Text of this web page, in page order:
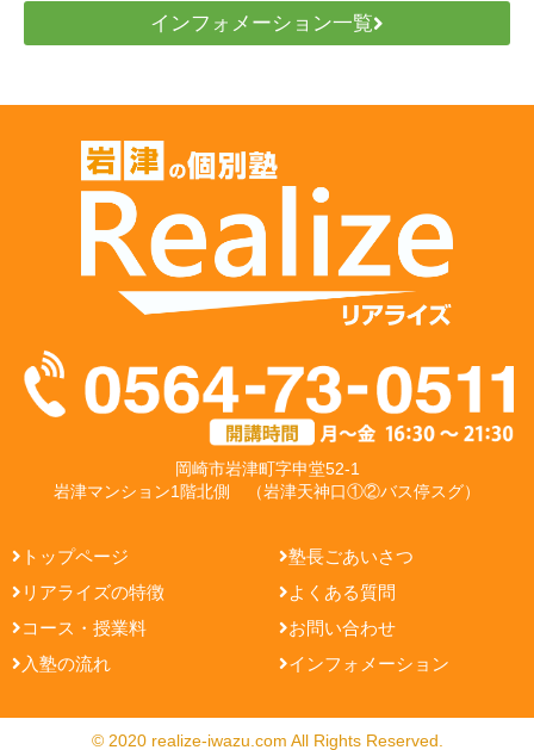
インフォメーション一覧
岡崎市岩津町字申堂52-1
岩津マンション1階北側 （岩津天神口①②バス停スグ）
トップページ
リアライズの特徴
コース・授業料
入塾の流れ
塾長ごあいさつ
よくある質問
お問い合わせ
インフォメーション
© 2020 realize-iwazu.com All Rights Reserved.